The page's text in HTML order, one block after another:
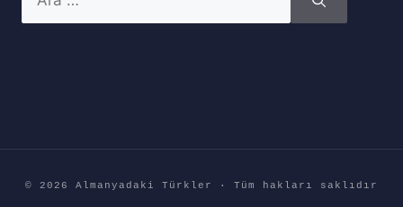
ara
© 2026 Almanyadaki Türkler · Tüm hakları saklıdır